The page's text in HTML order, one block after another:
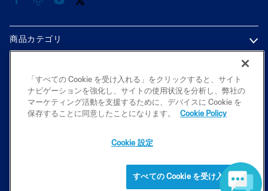
ご購入はこちら
商品カテゴリ
プライバシーポリシー
2026 Galderma K.K. All rights reserved. All trademarks are the property
「すべての Cookie を受け入れる」をクリックすると、サイト
ナビゲーションを強化し、サイトの使用状況を分析し、弊社の
マーケティング活動を支援するために、デバイスに Cookie を
保存することに同意したことになります。
Cookie Policy
Cookie 設定
すべての Cookie を受け入れる